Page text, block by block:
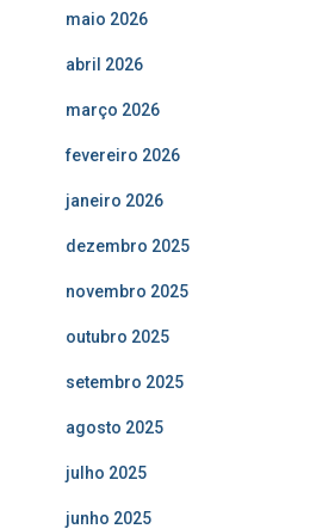
maio 2026
abril 2026
março 2026
fevereiro 2026
janeiro 2026
dezembro 2025
novembro 2025
outubro 2025
setembro 2025
agosto 2025
julho 2025
junho 2025